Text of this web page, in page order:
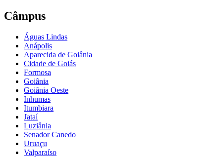
Câmpus
Águas Lindas
Anápolis
Aparecida de Goiânia
Cidade de Goiás
Formosa
Goiânia
Goiânia Oeste
Inhumas
Itumbiara
Jataí
Luziânia
Senador Canedo
Uruaçu
Valparaíso